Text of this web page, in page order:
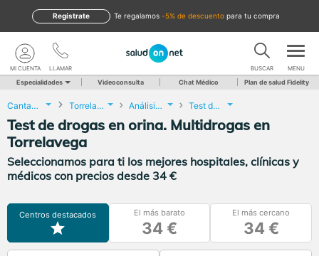
te regalamos -5% de descuento para tu compra
Regístrate
LLAMAR
MI CUENTA BUSCAR MENU
Especialidades Videoconsulta Chat Médico Plan de salud Fidelity
Cantabria Torrelavega Análisis Clínicos Test de drogas en orina. Multidrogas
Test de drogas en orina. Multidrogas en
Torrelavega
Seleccionamos para ti los mejores hospitales, clínicas y
médicos con precios desde 34 €
Centros destacados El más barato
34 €
El más cercano
34 €